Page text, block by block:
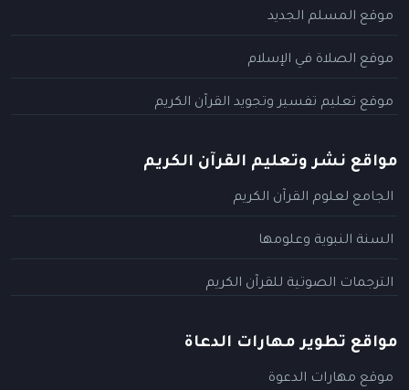
موقع المسلم الجديد
موقع الصلاة في الإسلام
موقع تعليم تفسير وتجويد القرآن الكريم
مواقع نشر وتعليم القرآن الكريم
الجامع لعلوم القرآن الكريم
السنة النبوية وعلومها
الترجمات الصوتية للقرآن الكريم
مواقع تطوير مهارات الدعاة
موقع مهارات الدعوة